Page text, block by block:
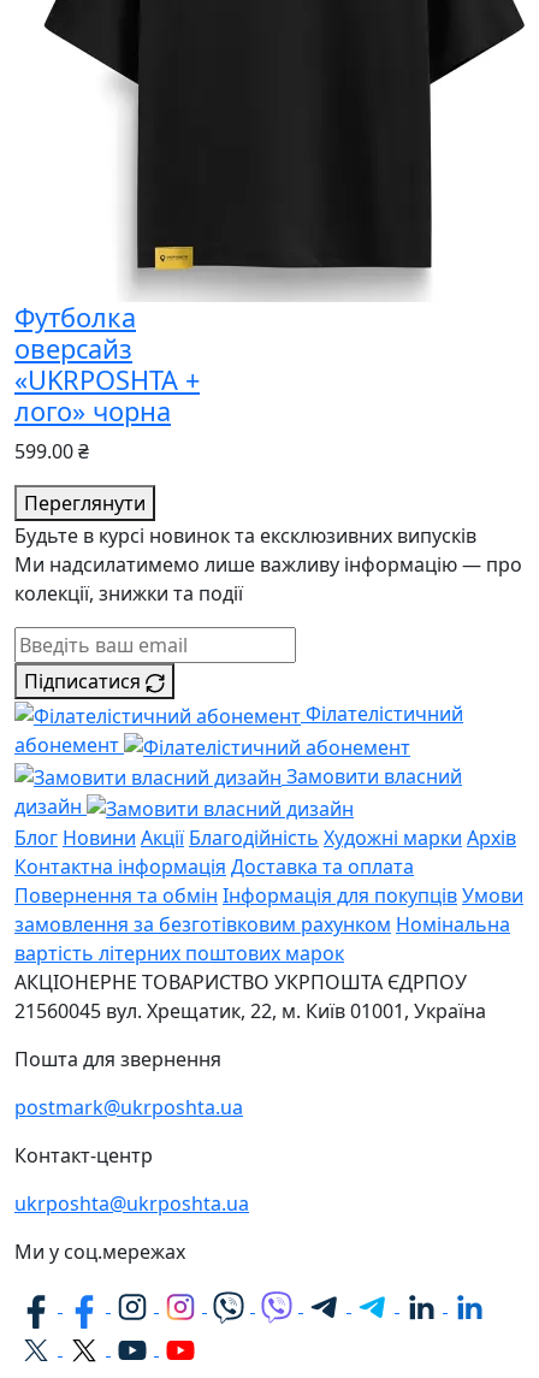
Футболка
оверсайз
«UKRPOSHTA +
лого» чорна
599.00 ₴
Переглянути
Будьте в курсі новинок та ексклюзивних випусків
Ми надсилатимемо лише важливу інформацію — про
колекції, знижки та події
Підписатися
Філателістичний
абонемент
Замовити власний
дизайн
Блог Новини Акції Благодійність Художні марки Архів
Контактна інформація Доставка та оплата
Повернення та обмін Інформація для покупцівУмови
замовлення за безготівковим рахунком Номінальна
вартість літерних поштових марок
АКЦІОНЕРНЕ ТОВАРИСТВО УКРПОШТА ЄДРПОУ
21560045 вул. Хрещатик, 22, м. Київ01001, Україна
Пошта для звернення
postmark@ukrposhta.ua
Контакт-центр
ukrposhta@ukrposhta.ua
Ми у соц.мережах